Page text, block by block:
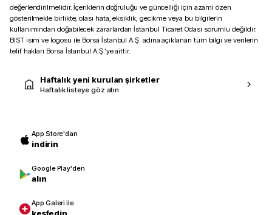
değerlendirilmelidir. İçeriklerin doğruluğu ve güncelliği için azami özen
gösterilmekle birlikte, olası hata, eksiklik, gecikme veya bu bilgilerin
kullanımından doğabilecek zararlardan İstanbul Ticaret Odası sorumlu değildir.
BIST isim ve logosu ile Borsa İstanbul A.Ş. adına açıklanan tüm bilgi ve verilerin
telif hakları Borsa İstanbul A.Ş.’ye aittir.
Haftalık yeni kurulan şirketler
Haftalık listeye göz atın
App Store'dan
indirin
Google Play'den
alın
App Galeri ile